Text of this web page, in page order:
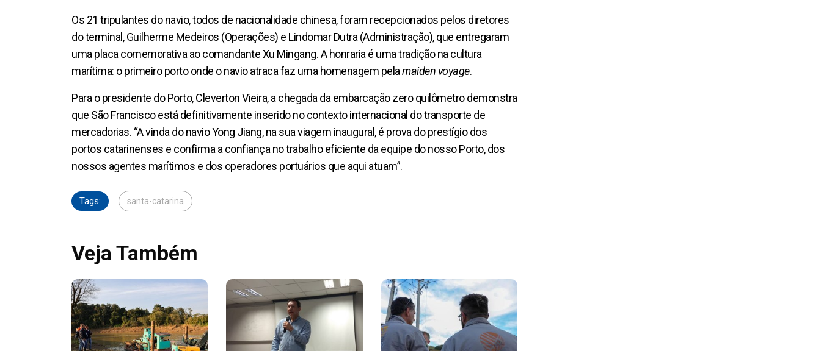
Os 21 tripulantes do navio, todos de nacionalidade chinesa, foram recepcionados pelos diretores
do terminal, Guilherme Medeiros (Operações) e Lindomar Dutra (Administração), que entregaram
uma placa comemorativa ao comandante Xu Mingang. A honraria é uma tradição na cultura
marítima: o primeiro porto onde o navio atraca faz uma homenagem pelamaiden voyage.
Para o presidente do Porto, Cleverton Vieira, a chegada da embarcação zero quilômetro demonstra
que São Francisco está definitivamente inserido no contexto internacional do transporte de
mercadorias. “A vinda do navio Yong Jiang, na sua viagem inaugural, é prova do prestígio dos
portos catarinenses e confirma a confiança no trabalho eficiente da equipe do nosso Porto, dos
nossos agentes marítimos e dos operadores portuários que aqui atuam”.
Tags: santa-catarina
Veja Também